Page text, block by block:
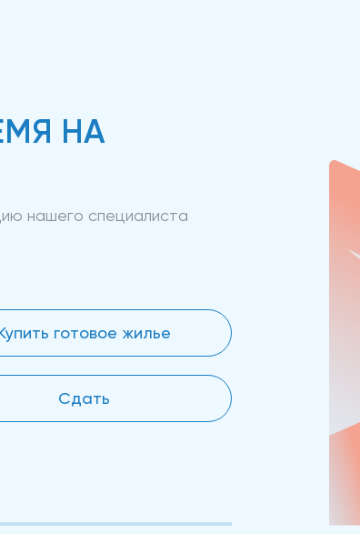
НА
нашего специалиста
готовое жилье
Сдать